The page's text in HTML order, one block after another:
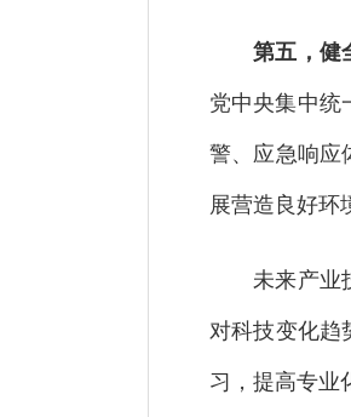
第五，健
党中央集中统
警、应急响应
展营造良好环
未来产业技
对科技变化趋
习，提高专业